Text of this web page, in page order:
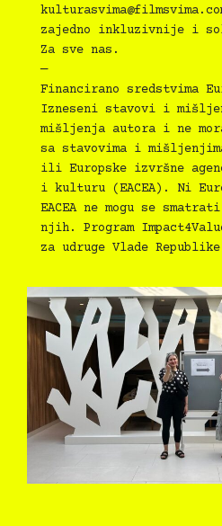
zajedno inkluzivnije i
Za sve nas.
—
Financirano sredstvima
Izneseni stavovi i
mišljenja autora i ne
sa stavovima i
ili Europske izvršne
i kulturu (EACEA). Ni
EACEA ne mogu se
njih. Program
za udruge Vlade